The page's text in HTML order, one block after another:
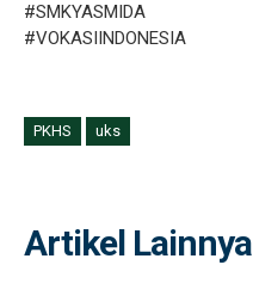
#SMKYASMIDA
#VOKASIINDONESIA
PKHS uks
Artikel Lainnya